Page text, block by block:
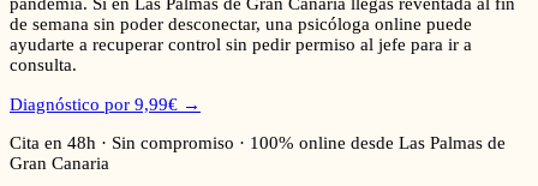
pandemia. Si en Las Palmas de Gran Canaria llegas reventada al fin
de semana sin poder desconectar, una psicóloga online puede
ayudarte a recuperar control sin pedir permiso al jefe para ir a
consulta.
Diagnóstico por 9,99€ →
Cita en 48h · Sin compromiso · 100% online desde Las Palmas de
Gran Canaria